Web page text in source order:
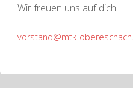
Wir freuen uns auf dich!
vorstand@mtk-